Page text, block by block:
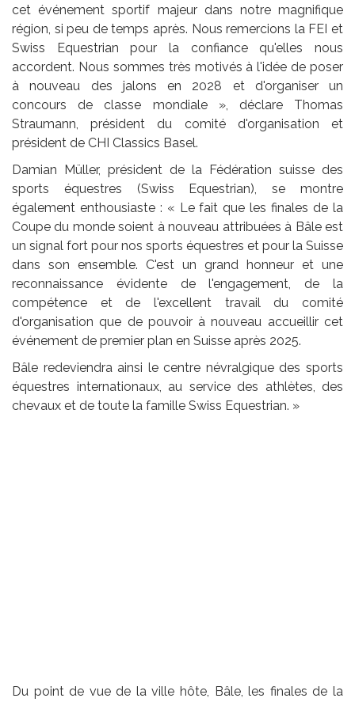
cet événement sportif majeur dans notre magnifique
région, si peu de temps après. Nous remercions la FEI et
Swiss Equestrian pour la confiance qu'elles nous
accordent. Nous sommes très motivés à l'idée de poser
à nouveau des jalons en 2028 et d'organiser un
concours de classe mondiale », déclare Thomas
Straumann, président du comité d'organisation et
président de CHI Classics Basel.
Damian Müller, président de la Fédération suisse des
sports équestres (Swiss Equestrian), se montre
également enthousiaste : « Le fait que les finales de la
Coupe du monde soient à nouveau attribuées à Bâle est
un signal fort pour nos sports équestres et pour la Suisse
dans son ensemble. C'est un grand honneur et une
reconnaissance évidente de l'engagement, de la
compétence et de l'excellent travail du comité
d'organisation que de pouvoir à nouveau accueillir cet
événement de premier plan en Suisse après 2025.
Bâle redeviendra ainsi le centre névralgique des sports
équestres internationaux, au service des athlètes, des
chevaux et de toute la famille Swiss Equestrian. »
Du point de vue de la ville hôte, Bâle, les finales de la